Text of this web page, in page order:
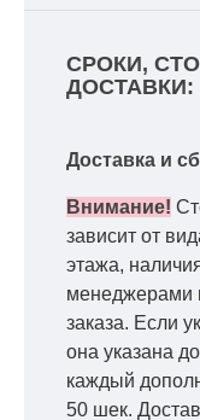
СРОКИ,
ДОСТАВКИ:
Доставка и
Внимание!
зависит от
этажа,
менеджерами
заказа. Если
она указана
каждый
50 шек.